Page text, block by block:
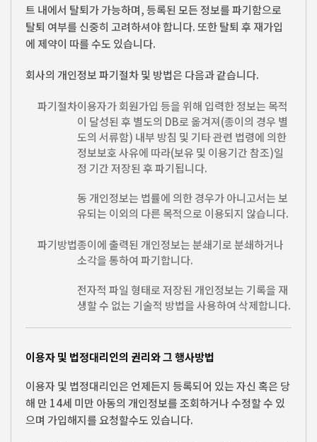
트 내에서 탈퇴가 가능하며, 등록된 모든 정보를 파기함으로
탈퇴 여부를 신중히 고려하셔야 합니다. 또한 탈퇴 후 재가입
에 제약이 따를 수도 있습니다.
회사의 개인정보 파기절차 및 방법은 다음과 같습니다.
파기절차이용자가 회원가입 등을 위해 입력한 정보는 목적
이 달성된 후 별도의 DB로 옮겨져(종이의 경우 별
도의 서류함) 내부 방침 및 기타 관련 법령에 의한
정보보호 사유에 따라(보유 및 이용기간 참조)일
정 기간 저장된 후 파기됩니다.
동 개인정보는 법률에 의한 경우가 아니고서는 보
유되는 이외의 다른 목적으로 이용되지 않습니다.
파기방법종이에 출력된 개인정보는 분쇄기로 분쇄하거나
소각을 통하여 파기합니다.
전자적 파일 형태로 저장된 개인정보는 기록을 재
생할 수 없는 기술적 방법을 사용하여 삭제합니다.
이용자 및 법정대리인의 권리와 그 행사방법
이용자 및 법정대리인은 언제든지 등록되어 있는 자신 혹은 당
해 만 14세 미만 아동의 개인정보를 조회하거나 수정할 수 있
으며 가입해지를 요청할수도 있습니다.